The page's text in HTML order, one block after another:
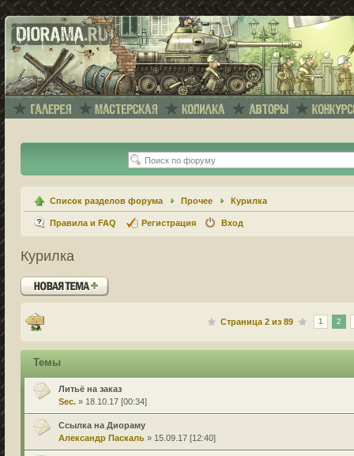
Список разделов форума Прочее Курилка
Правила и FAQ Регистрация Вход
Курилка
Новая тема
Страница2 из89 1 2
Темы
Литьё на заказ
Sec. » 18.10.17 [00:34]
Ссылка на Диораму
Александр Паскаль » 15.09.17 [12:40]